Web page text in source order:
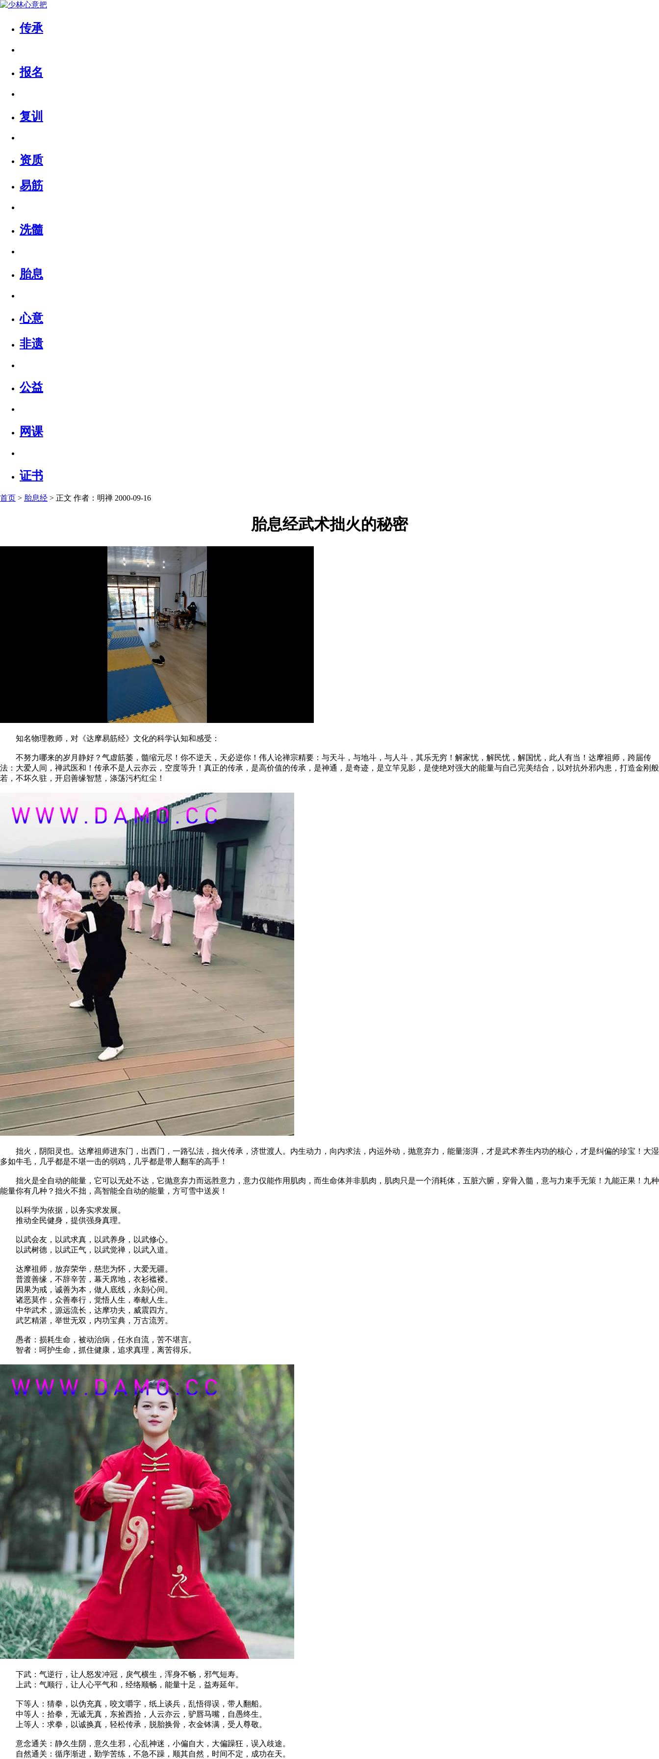
传承
报名
复训
资质
易筋
洗髓
胎息
心意
非遗
公益
网课
证书
首页 > 胎息经 > 正文 作者：明禅 2000-09-16
胎息经武术拙火的秘密
知名物理教师，对《达摩易筋经》文化的科学认知和感受：
不努力哪来的岁月静好？气虚筋萎，髓缩元尽！你不逆天，天必逆你！伟人论禅宗精要：与天斗，与地斗，与人斗，其乐无穷！解家忧，解民忧，解国忧，此人有当！达摩祖师，跨届传
法：大爱人间，禅武医和！传承不是人云亦云，空度等升！真正的传承，是高价值的传承，是神通，是奇迹，是立竿见影，是使绝对强大的能量与自己完美结合，以对抗外邪内患，打造金刚般
若，不坏久驻，开启善缘智慧，涤荡污朽红尘！
拙火，阴阳灵也。达摩祖师进东门，出西门，一路弘法，拙火传承，济世渡人。内生动力，向内求法，内运外动，抛意弃力，能量澎湃，才是武术养生内功的核心，才是纠偏的珍宝！大湿
多如牛毛，几乎都是不堪一击的弱鸡，几乎都是带人翻车的高手！
拙火是全自动的能量，它可以无处不达，它抛意弃力而远胜意力，意力仅能作用肌肉，而生命体并非肌肉，肌肉只是一个消耗体，五脏六腑，穿骨入髓，意与力束手无策！九能正果！九种
能量你有几种？拙火不拙，高智能全自动的能量，方可雪中送炭！
以科学为依据，以务实求发展。
推动全民健身，提供强身真理。
以武会友，以武求真，以武养身，以武修心。
以武树德，以武正气，以武觉禅，以武入道。
达摩祖师，放弃荣华，慈悲为怀，大爱无疆。
普渡善缘，不辞辛苦，幕天席地，衣衫褴褛。
因果为戒，诚善为本，做人底线，永刻心间。
诸恶莫作，众善奉行，觉悟人生，奉献人生。
中华武术，源远流长，达摩功夫，威震四方。
武艺精湛，举世无双，内功宝典，万古流芳。
愚者：损耗生命，被动治病，任水自流，苦不堪言。
智者：呵护生命，抓住健康，追求真理，离苦得乐。
下武：气逆行，让人怒发冲冠，戾气横生，浑身不畅，邪气短寿。
上武：气顺行，让人心平气和，经络顺畅，能量十足，益寿延年。
下等人：猜拳，以伪充真，咬文嚼字，纸上谈兵，乱悟得误，带人翻船。
中等人：拾拳，无诚无真，东捡西拾，人云亦云，驴唇马嘴，自愚终生。
上等人：求拳，以诚换真，轻松传承，脱胎换骨，衣金钵满，受人尊敬。
意念通关：静久生阴，意久生邪，心乱神迷，小偏自大，大偏躁狂，误入歧途。
自然通关：循序渐进，勤学苦练，不急不躁，顺其自然，时间不定，成功在天。